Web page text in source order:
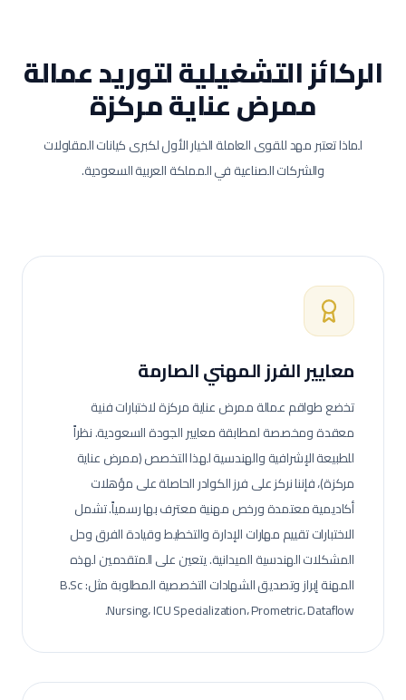
الركائز التشغيلية لتوريد عمالة
ممرض عناية مركزة
لماذا تعتبر مهد للقوى العاملة الخيار الأول لكبرى كيانات المقاولات
والشركات الصناعية في المملكة العربية السعودية.
معايير الفرز المهني الصارمة
تخضع طواقم عمالةممرض عناية مركزةلاختبارات فنية
معقدة ومخصصة لمطابقة معايير الجودة السعودية.نظراً
للطبيعة الإشرافية والهندسية لهذا التخصص (ممرض عناية
مركزة)، فإننا نركز على فرز الكوادر الحاصلة على مؤهلات
أكاديمية معتمدة ورخص مهنية معترف بها رسمياً. تشمل
الاختبارات تقييم مهارات الإدارة والتخطيط وقيادة الفرق وحل
المشكلات الهندسية الميدانية.يتعين على المتقدمين لهذه
المهنة إبراز وتصديق الشهادات التخصصية المطلوبة مثل: B.Sc
Nursing، ICU Specialization، Prometric، Dataflow.